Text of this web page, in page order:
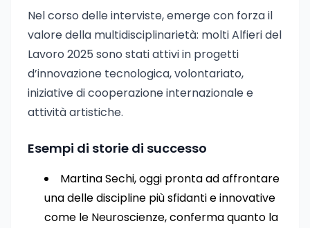
Nel corso delle interviste, emerge con forza il
valore della multidisciplinarietà: molti Alfieri del
Lavoro 2025 sono stati attivi in progetti
d’innovazione tecnologica, volontariato,
iniziative di cooperazione internazionale e
attività artistiche.
Esempi di storie di successo
Martina Sechi, oggi pronta ad affrontare
una delle discipline più sfidanti e innovative
come le Neuroscienze, conferma quanto la